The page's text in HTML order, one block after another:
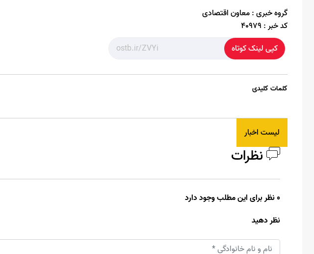
گروه خبری :معاون اقتصادی
کد خبر : 40979
کپی لینک کوتاه
کلمات کلیدی
لیست اخبار
نظرات
0 نظر برای این مطلب وجود دارد
نظر دهید